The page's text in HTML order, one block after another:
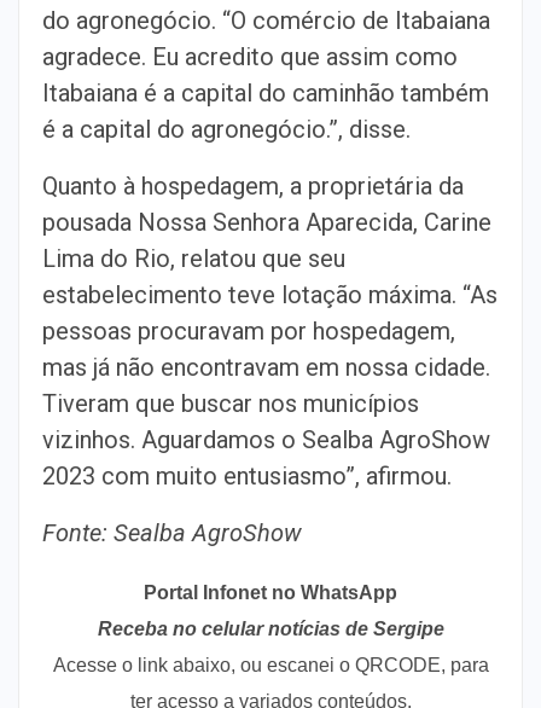
do agronegócio. “O comércio de Itabaiana
agradece. Eu acredito que assim como
Itabaiana é a capital do caminhão também
é a capital do agronegócio.”, disse.
Quanto à hospedagem, a proprietária da
pousada Nossa Senhora Aparecida, Carine
Lima do Rio, relatou que seu
estabelecimento teve lotação máxima. “As
pessoas procuravam por hospedagem,
mas já não encontravam em nossa cidade.
Tiveram que buscar nos municípios
vizinhos. Aguardamos o Sealba AgroShow
2023 com muito entusiasmo”, afirmou.
Fonte: Sealba AgroShow
Portal Infonet no WhatsApp
Receba no celular notícias de Sergipe
Acesse o link abaixo, ou escanei o QRCODE, para
ter acesso a variados conteúdos.